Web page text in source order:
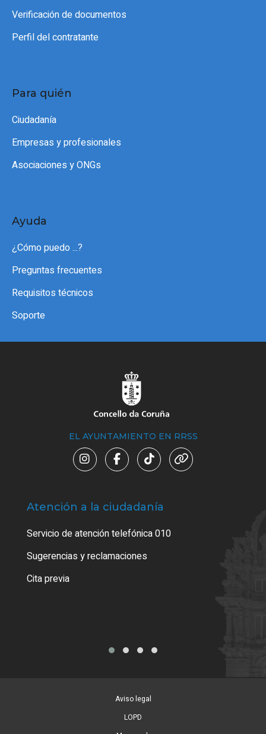
Verificación de documentos
Perfil del contratante
Para quién
Ciudadanía
Empresas y profesionales
Asociaciones y ONGs
Ayuda
¿Cómo puedo ...?
Preguntas frecuentes
Requisitos técnicos
Soporte
EL AYUNTAMIENTO EN RRSS
Atención a la ciudadanía
Servicio de atención telefónica 010
Sugerencias y reclamaciones
Cita previa
Aviso legal
LOPD